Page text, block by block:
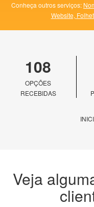
Conheça outros serviços:
Website,
108
OPÇÕES
RECEBIDAS
Veja